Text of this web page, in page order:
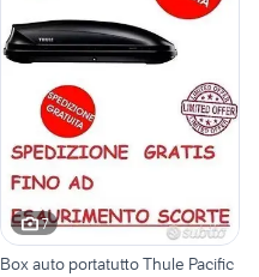
7
Box auto portatutto Thule Pacific